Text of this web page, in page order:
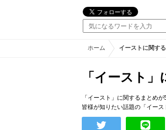
ホーム イーストに関す
「イースト
「イースト」に関するまとめが
皆様が知りたい話題の「イー